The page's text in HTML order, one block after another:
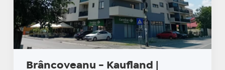
Brâncoveanu - Kaufland |